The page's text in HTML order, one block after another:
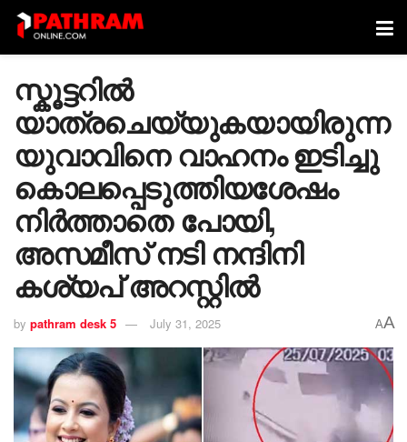
സ്കൂട്ടറിൽ
യാത്രചെയ്യുകയായിരുന്ന
യുവാവിനെ വാഹനം ഇടിച്ചു
കൊലപ്പെടുത്തിയശേഷം
നിർത്താതെ പോയി,
അസമീസ് നടി നന്ദിനി
കശ്യപ് അറസ്റ്റിൽ
by pathram desk 5 July 31, 2025 AA